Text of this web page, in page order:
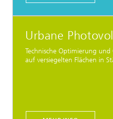
Urbane
Technische Optimierung
auf versiegelten Flächen in